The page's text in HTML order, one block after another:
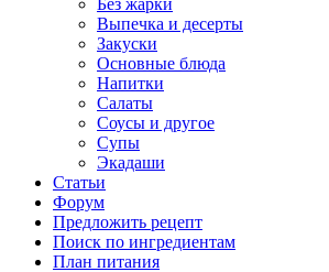
Без жарки
Выпечка и десерты
Закуски
Основные блюда
Напитки
Салаты
Соусы и другое
Супы
Экадаши
Статьи
Форум
Предложить рецепт
Поиск по ингредиентам
План питания